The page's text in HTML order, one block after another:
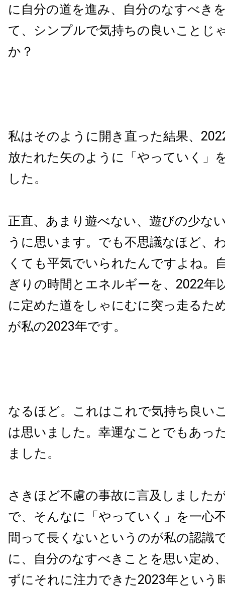
に自分の道を進み、自分のなすべき
て、シンプルで気持ちの良いことじ
か？
私はそのように開き直った結果、
放たれた矢のように「やっていく」
した。
正直、あまり遊べない、遊びの少な
うに思います。でも不思議なほど、
くても平気でいられたんですよね。
ぎりの時間とエネルギーを、2022年
に定めた道をしゃにむに突っ走るた
が私の2023年です。
なるほど。これはこれで気持ち良い
は思いました。幸運なことでもあっ
ました。
さきほど不慮の事故に言及しました
で、そんなに「やっていく」を一心
間って長くないというのが私の認識
に、自分のなすべきことを思い定め
ずにそれに注力できた2023年という